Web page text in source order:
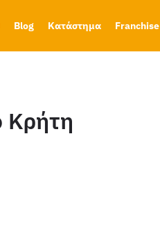
Blog Κατάστημα Franchise
Κρήτη